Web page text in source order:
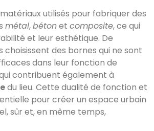
utilisés pour fabriquer des
métal,bétonet composite, ce qui
et leur esthétique. De
choisissent des bornes qui ne sont
dans leur fonction de
contribuent également à
du lieu. Cette dualité de fonction et
pour créer un espace urbain
sûr et, en même temps,